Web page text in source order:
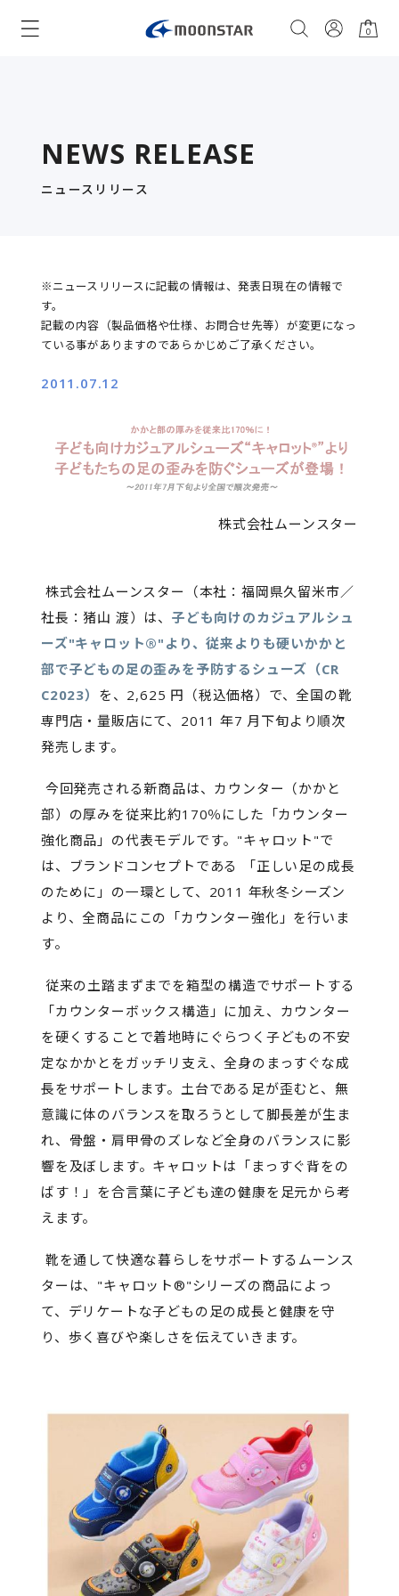
0
NEWS RELEASE
ニュースリリース
※ニュースリリースに記載の情報は、発表日現在の情報で
す。
記載の内容（製品価格や仕様、お問合せ先等）が変更になっ
ている事がありますのであらかじめご了承ください。
2011.07.12
株式会社ムーンスター
株式会社ムーンスター（本社：福岡県久留米市／
社長：猪山 渡）は、 子ども向けのカジュアルシュ
ーズ"キャロット®"より、従来よりも硬いかかと
部で子どもの足の歪みを予防するシューズ（CR
C2023） を、2,625 円（税込価格）で、全国の靴
専門店・量販店にて、2011 年7 月下旬より順次
発売します。
今回発売される新商品は、カウンター（かかと
部）の厚みを従来比約170％にした「カウンター
強化商品」の代表モデルです。"キャロット"で
は、ブランドコンセプトである 「正しい足の成長
のために」の一環として、2011 年秋冬シーズン
より、全商品にこの「カウンター強化」を行いま
す。
従来の土踏まずまでを箱型の構造でサポートする
「カウンターボックス構造」に加え、カウンター
を硬くすることで着地時にぐらつく子どもの不安
定なかかとをガッチリ支え、全身のまっすぐな成
長をサポートします。土台である足が歪むと、無
意識に体のバランスを取ろうとして脚長差が生ま
れ、骨盤・肩甲骨のズレなど全身のバランスに影
響を及ぼします。キャロットは「まっすぐ背をの
ばす！」を合言葉に子ども達の健康を足元から考
えます。
靴を通して快適な暮らしをサポートするムーンス
ターは、"キャロット®"シリーズの商品によっ
て、デリケートな子どもの足の成長と健康を守
り、歩く喜びや楽しさを伝えていきます。